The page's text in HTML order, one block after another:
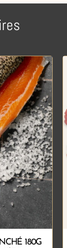
180G